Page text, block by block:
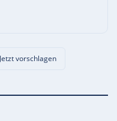
vorschlagen